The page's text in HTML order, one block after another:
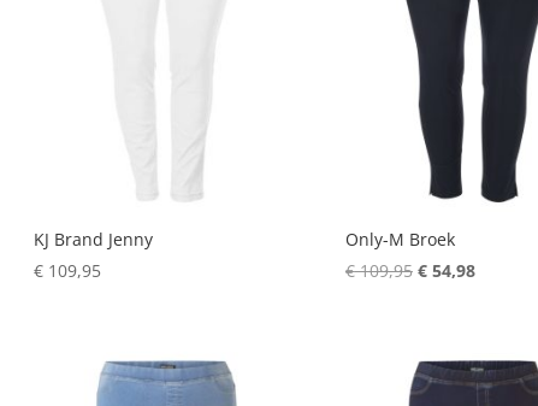
KJ Brand Jenny
€ 109,95
Only-M Broek
€109,95 Oorspronkelijke
€54,98Huidige